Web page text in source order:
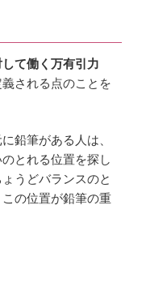
て働く万有引力
義される点のことを
鉛筆がある人は、
とれる位置を探し
うどバランスのと
の位置が鉛筆の重